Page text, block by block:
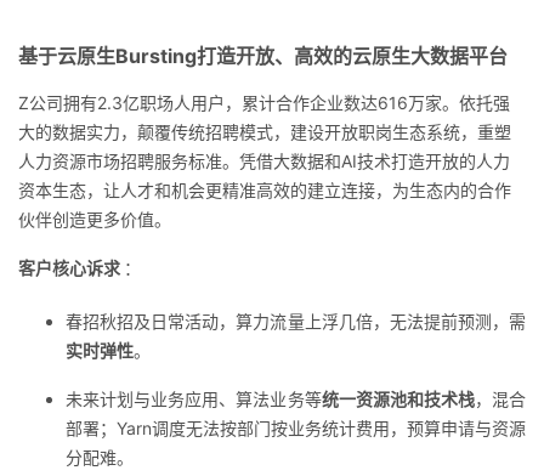
基于云原生Bursting打造开放、高效的云原生大数据平台
Z公司拥有2.3亿职场人用户，累计合作企业数达616万家。依托强
大的数据实力，颠覆传统招聘模式，建设开放职岗生态系统，重塑
人力资源市场招聘服务标准。凭借大数据和AI技术打造开放的人力
资本生态，让人才和机会更精准高效的建立连接，为生态内的合作
伙伴创造更多价值。
客户核心诉求 ：
春招秋招及日常活动，算力流量上浮几倍，无法提前预测，需
实时弹性。
未来计划与业务应用、算法业务等统一资源池和技术栈，混合
部署；Yarn调度无法按部门按业务统计费用，预算申请与资源
分配难。